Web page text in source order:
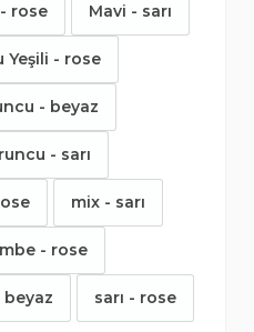
rose Mavi - sarı
Yeşili - rose
- beyaz
- sarı
mix - sarı
- rose
beyaz sarı - rose